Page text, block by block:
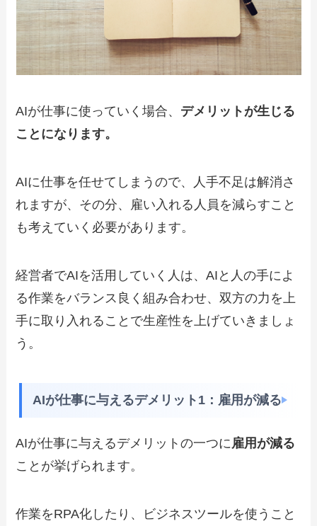
AIが仕事に使っていく場合、 デメリットが生じる
ことになります。
AIに仕事を任せてしまうので、人手不足は解消さ
れますが、その分、雇い入れる人員を減らすこと
も考えていく必要があります。
経営者でAIを活用していく人は、AIと人の手によ
る作業をバランス良く組み合わせ、双方の力を上
手に取り入れることで生産性を上げていきましょ
う。
AIが仕事に与えるデメリット1：雇用が減る
AIが仕事に与えるデメリットの一つに 雇用が減る
ことが挙げられます。
作業をRPA化したり、ビジネスツールを使うこと